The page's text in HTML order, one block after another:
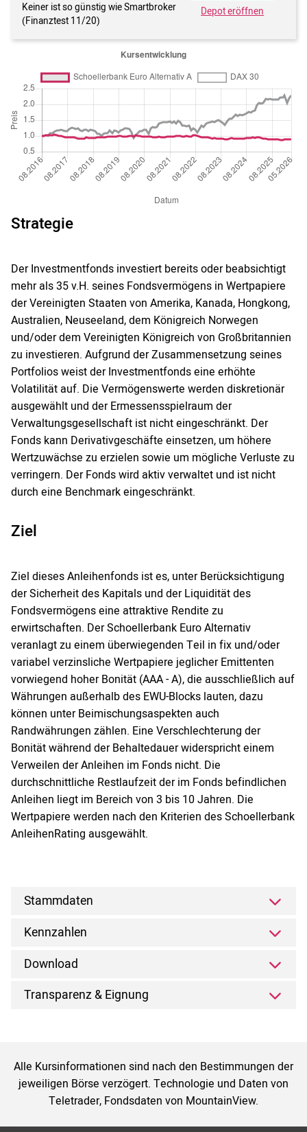
Keiner ist so günstig wie Smartbroker
(Finanztest 11/20)
Depot eröffnen
Strategie
Der Investmentfonds investiert bereits oder beabsichtigt
mehr als 35 v.H. seines Fondsvermögens in Wertpapiere
der Vereinigten Staaten von Amerika, Kanada, Hongkong,
Australien, Neuseeland, dem Königreich Norwegen
und/oder dem Vereinigten Königreich von Großbritannien
zu investieren. Aufgrund der Zusammensetzung seines
Portfolios weist der Investmentfonds eine erhöhte
Volatilität auf. Die Vermögenswerte werden diskretionär
ausgewählt und der Ermessensspielraum der
Verwaltungsgesellschaft ist nicht eingeschränkt. Der
Fonds kann Derivativgeschäfte einsetzen, um höhere
Wertzuwächse zu erzielen sowie um mögliche Verluste zu
verringern. Der Fonds wird aktiv verwaltet und ist nicht
durch eine Benchmark eingeschränkt.
Ziel
Ziel dieses Anleihenfonds ist es, unter Berücksichtigung
der Sicherheit des Kapitals und der Liquidität des
Fondsvermögens eine attraktive Rendite zu
erwirtschaften. Der Schoellerbank Euro Alternativ
veranlagt zu einem überwiegenden Teil in fix und/oder
variabel verzinsliche Wertpapiere jeglicher Emittenten
vorwiegend hoher Bonität (AAA - A), die ausschließlich auf
Währungen außerhalb des EWU-Blocks lauten, dazu
können unter Beimischungsaspekten auch
Randwährungen zählen. Eine Verschlechterung der
Bonität während der Behaltedauer widerspricht einem
Verweilen der Anleihen im Fonds nicht. Die
durchschnittliche Restlaufzeit der im Fonds befindlichen
Anleihen liegt im Bereich von 3 bis 10 Jahren. Die
Wertpapiere werden nach den Kriterien des Schoellerbank
AnleihenRating ausgewählt.
Stammdaten
Kennzahlen
Download
Transparenz & Eignung
Alle Kursinformationen sind nach den Bestimmungen der
jeweiligen Börse verzögert. Technologie und Daten von
Teletrader, Fondsdaten von MountainView.